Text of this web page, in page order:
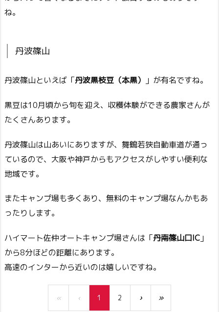
ね。
丹波篠山
丹波篠山といえば「丹波黒枝豆（本黒） 」が有名ですね。
黒豆は10月頃から旬を迎え、収穫体験ができる農家さんが
たくさんあります。
丹波篠山は山あいにありますが、舞鶴若狭自動車道が通っ
ているので、大阪や神戸からもアクセスがしやすい便利な
地域です。
またキャンプ場も多くあり、無料のキャンプ場なんかもあ
ったりします。
ハイマート佐仲オートキャンプ場さんは「丹南篠山口IC 」
から8分ほどの距離にあります。
高速のインターから近いのは嬉しいですね。
« ‹ 1 2 › »